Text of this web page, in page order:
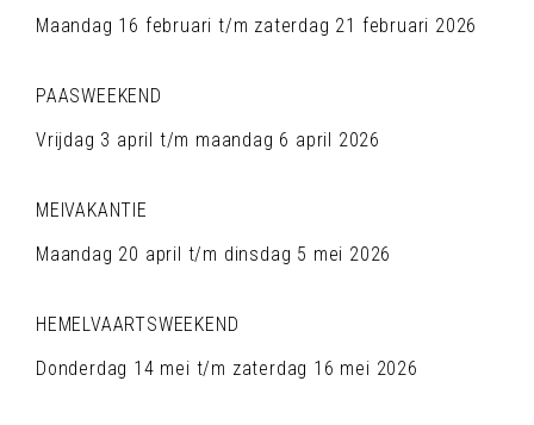
Maandag 16 februari t/m zaterdag 21 februari 2026
PAASWEEKEND
Vrijdag 3 april t/m maandag 6 april 2026
MEIVAKANTIE
Maandag 20 april t/m dinsdag 5 mei 2026
HEMELVAARTSWEEKEND
Donderdag 14 mei t/m zaterdag 16 mei 2026